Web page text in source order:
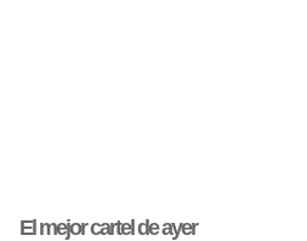
El mejorcartel de ayer